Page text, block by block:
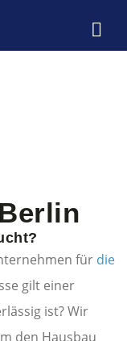
für die
gilt einer
ist? Wir
den Hausbau